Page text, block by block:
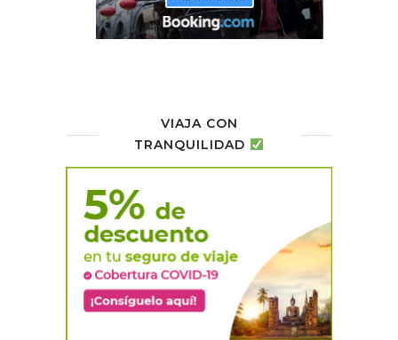
VIAJA CON
TRANQUILIDAD